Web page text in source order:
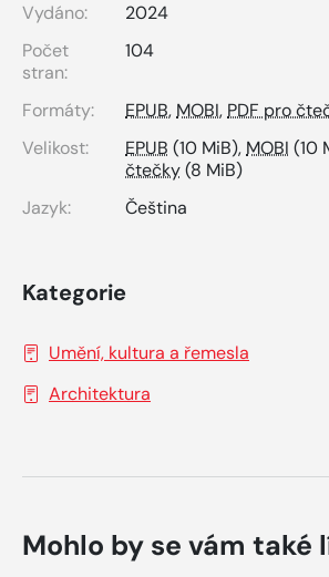
Vydáno:
2024
Počet
stran:
104
Formáty: EPUB, MOBI, PDF pro
Velikost:
EPUB (10 MiB), MOBI (10
čtečky(8 MiB)
Jazyk:
Čeština
Kategorie
Umění, kultura a řemesla
Architektura
Mohlo by se vám také